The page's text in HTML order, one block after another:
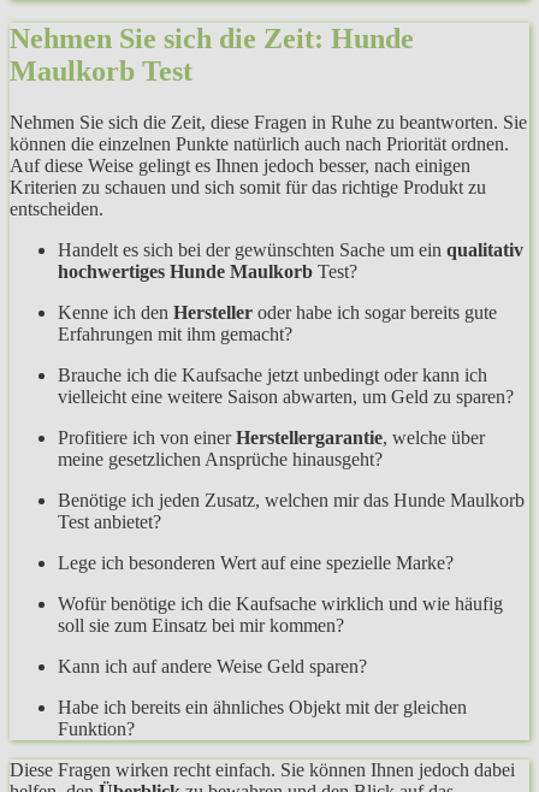
Nehmen Sie sich die Zeit: Hunde
Maulkorb Test
Nehmen Sie sich die Zeit, diese Fragen in Ruhe zu beantworten. Sie
können die einzelnen Punkte natürlich auch nach Priorität ordnen.
Auf diese Weise gelingt es Ihnen jedoch besser, nach einigen
Kriterien zu schauen und sich somit für das richtige Produkt zu
entscheiden.
Handelt es sich bei der gewünschten Sache um ein qualitativ
hochwertiges Hunde Maulkorb Test?
Kenne ich den Hersteller oder habe ich sogar bereits gute
Erfahrungen mit ihm gemacht?
Brauche ich die Kaufsache jetzt unbedingt oder kann ich
vielleicht eine weitere Saison abwarten, um Geld zu sparen?
Profitiere ich von einerHerstellergarantie, welche über
meine gesetzlichen Ansprüche hinausgeht?
Benötige ich jeden Zusatz, welchen mir das Hunde Maulkorb
Test anbietet?
Lege ich besonderen Wert auf eine spezielle Marke?
Wofür benötige ich die Kaufsache wirklich und wie häufig
soll sie zum Einsatz bei mir kommen?
Kann ich auf andere Weise Geld sparen?
Habe ich bereits ein ähnliches Objekt mit der gleichen
Funktion?
Diese Fragen wirken recht einfach. Sie können Ihnen jedoch dabei